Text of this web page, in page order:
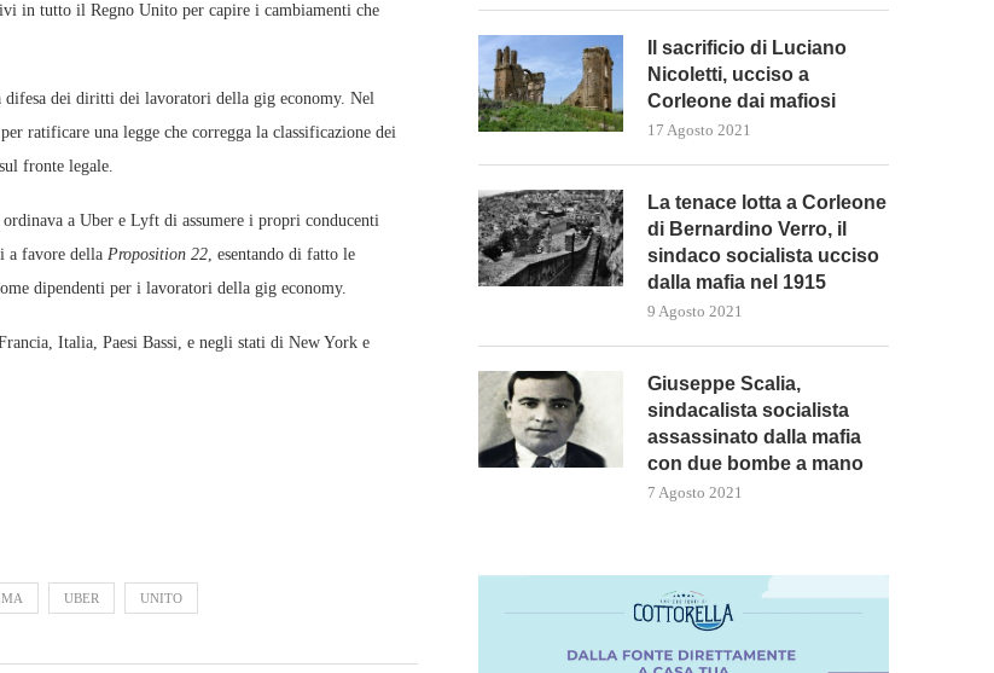
in ​​tutto il Regno Unito per capire i cambiamenti che
difesa dei diritti dei lavoratori della gig economy. Nel
ratificare una legge che corregga la classificazione dei
fronte legale.
a Uber e Lyft di assumere i propri conducenti
a favore della Proposition 22, esentando di fatto le
dipendenti per i lavoratori della gig economy.
Italia, Paesi Bassi, e negli stati di New York e
UBER UNITO
Il sacrificio di Luciano
Nicoletti, ucciso a
Corleone dai mafiosi
17 Agosto 2021
La tenace lotta a Corleone
di Bernardino Verro, il
sindaco socialista ucciso
dalla mafia nel 1915
9 Agosto 2021
Giuseppe Scalia,
sindacalista socialista
assassinato dalla mafia
con due bombe a mano
7 Agosto 2021